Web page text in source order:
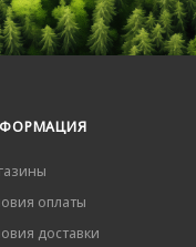
оплаты
доставки